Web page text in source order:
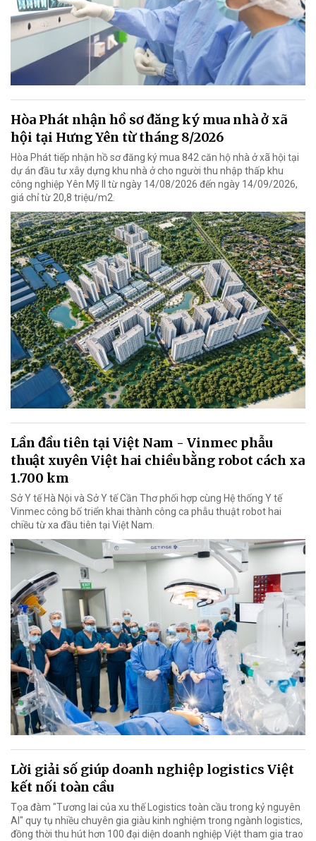
Hòa Phát nhận hồ sơ đăng ký mua nhà ở xã
hội tại Hưng Yên từ tháng 8/2026
Hòa Phát tiếp nhận hồ sơ đăng ký mua 842 căn hộ nhà ở xã hội tại
dự án đầu tư xây dựng khu nhà ở cho người thu nhập thấp khu
công nghiệp Yên Mỹ II từ ngày 14/08/2026 đến ngày 14/09/2026,
giá chỉ từ 20,8 triệu/m2.
Lần đầu tiên tại Việt Nam - Vinmec phẫu
thuật xuyên Việt hai chiều bằng robot cách xa
1.700 km
Sở Y tế Hà Nội và Sở Y tế Cần Thơ phối hợp cùng Hệ thống Y tế
Vinmec công bố triển khai thành công ca phẫu thuật robot hai
chiều từ xa đầu tiên tại Việt Nam.
Lời giải số giúp doanh nghiệp logistics Việt
kết nối toàn cầu
Tọa đàm "Tương lai của xu thế Logistics toàn cầu trong kỷ nguyên
AI" quy tụ nhiều chuyên gia giàu kinh nghiệm trong ngành logistics,
đồng thời thu hút hơn 100 đại diện doanh nghiệp Việt tham gia trao